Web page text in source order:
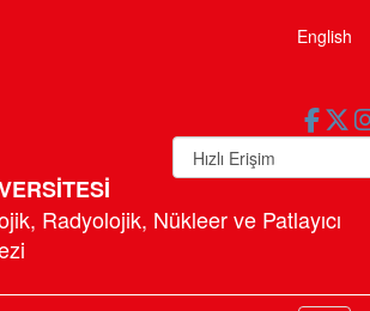
English
Radyolojik, Nükleer ve Patlayıcı